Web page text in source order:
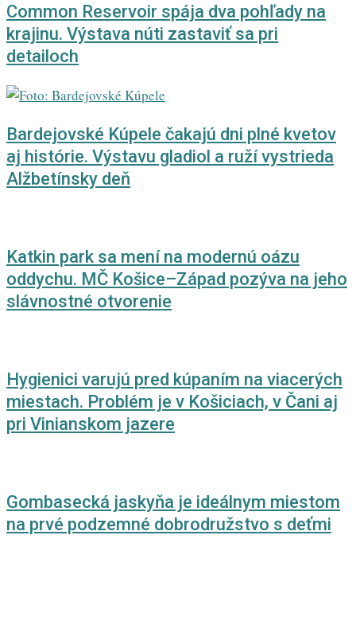
Common Reservoir spája dva pohľady na
krajinu. Výstava núti zastaviť sa pri
detailoch
Bardejovské Kúpele čakajú dni plné kvetov
aj histórie. Výstavu gladiol a ruží vystrieda
Alžbetínsky deň
Katkin park sa mení na modernú oázu
oddychu. MČ Košice–Západ pozýva na jeho
slávnostné otvorenie
Hygienici varujú pred kúpaním na viacerých
miestach. Problém je v Košiciach, v Čani aj
pri Vinianskom jazere
Gombasecká jaskyňa je ideálnym miestom
na prvé podzemné dobrodružstvo s deťmi